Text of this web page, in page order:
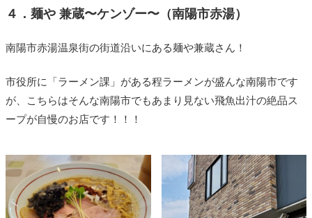
４．麺や 兼蔵〜ケンゾー〜（南陽市赤湯）
南陽市赤湯温泉街の街道沿いにある麺や兼蔵さん！
市役所に「ラーメン課」がある程ラーメンが盛んな南陽市です
が、こちらはそんな南陽市でもあまり見ない飛魚出汁の絶品ス
ープが自慢のお店です！！！